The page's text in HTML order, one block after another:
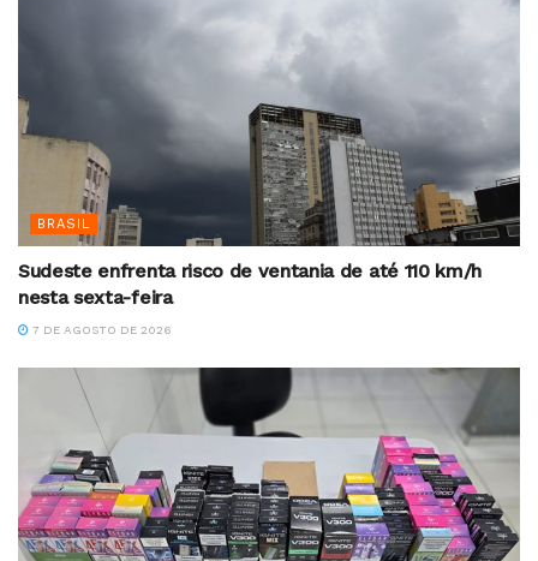
BRASIL
Sudeste enfrenta risco de ventania de até 110 km/h
nesta sexta-feira
7 DE AGOSTO DE 2026